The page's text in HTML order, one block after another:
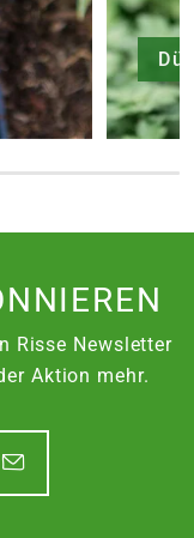
Risse Newsletter
Aktion mehr.